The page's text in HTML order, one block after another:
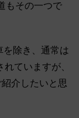
もその一つで
除き、通常は
ていますが、
介したいと思